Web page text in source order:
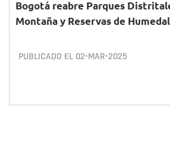
Bogotá reabre Parques
Montaña y Reservas de
PUBLICADO EL 02•MAR•2025